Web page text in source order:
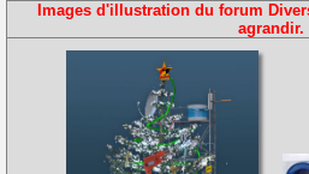
Images d'illustration du forum
agrandir.